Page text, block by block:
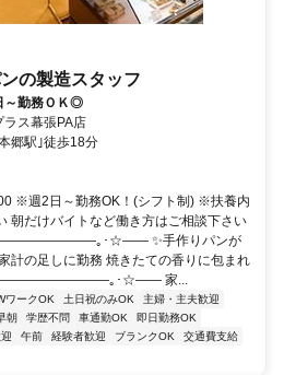
の製造スタッフ
～勤務ＯＫ◎
ス幕張PA店
郷駅｣徒歩18分
※週2日～勤務OK！(シフト制) ※扶養内
朝だけバイトなど働き方はご相談下さい
｡･☆―― ✨手作りパンが
計の足しに勤務 焼きたての香りに包まれ
｡･☆―― 家...
ワークOK 土日祝のみOK
主婦・主夫歓迎
朝 学歴不問 車通勤OK
即日勤務OK
午前 経験者歓迎 ブランクOK
交通費支給